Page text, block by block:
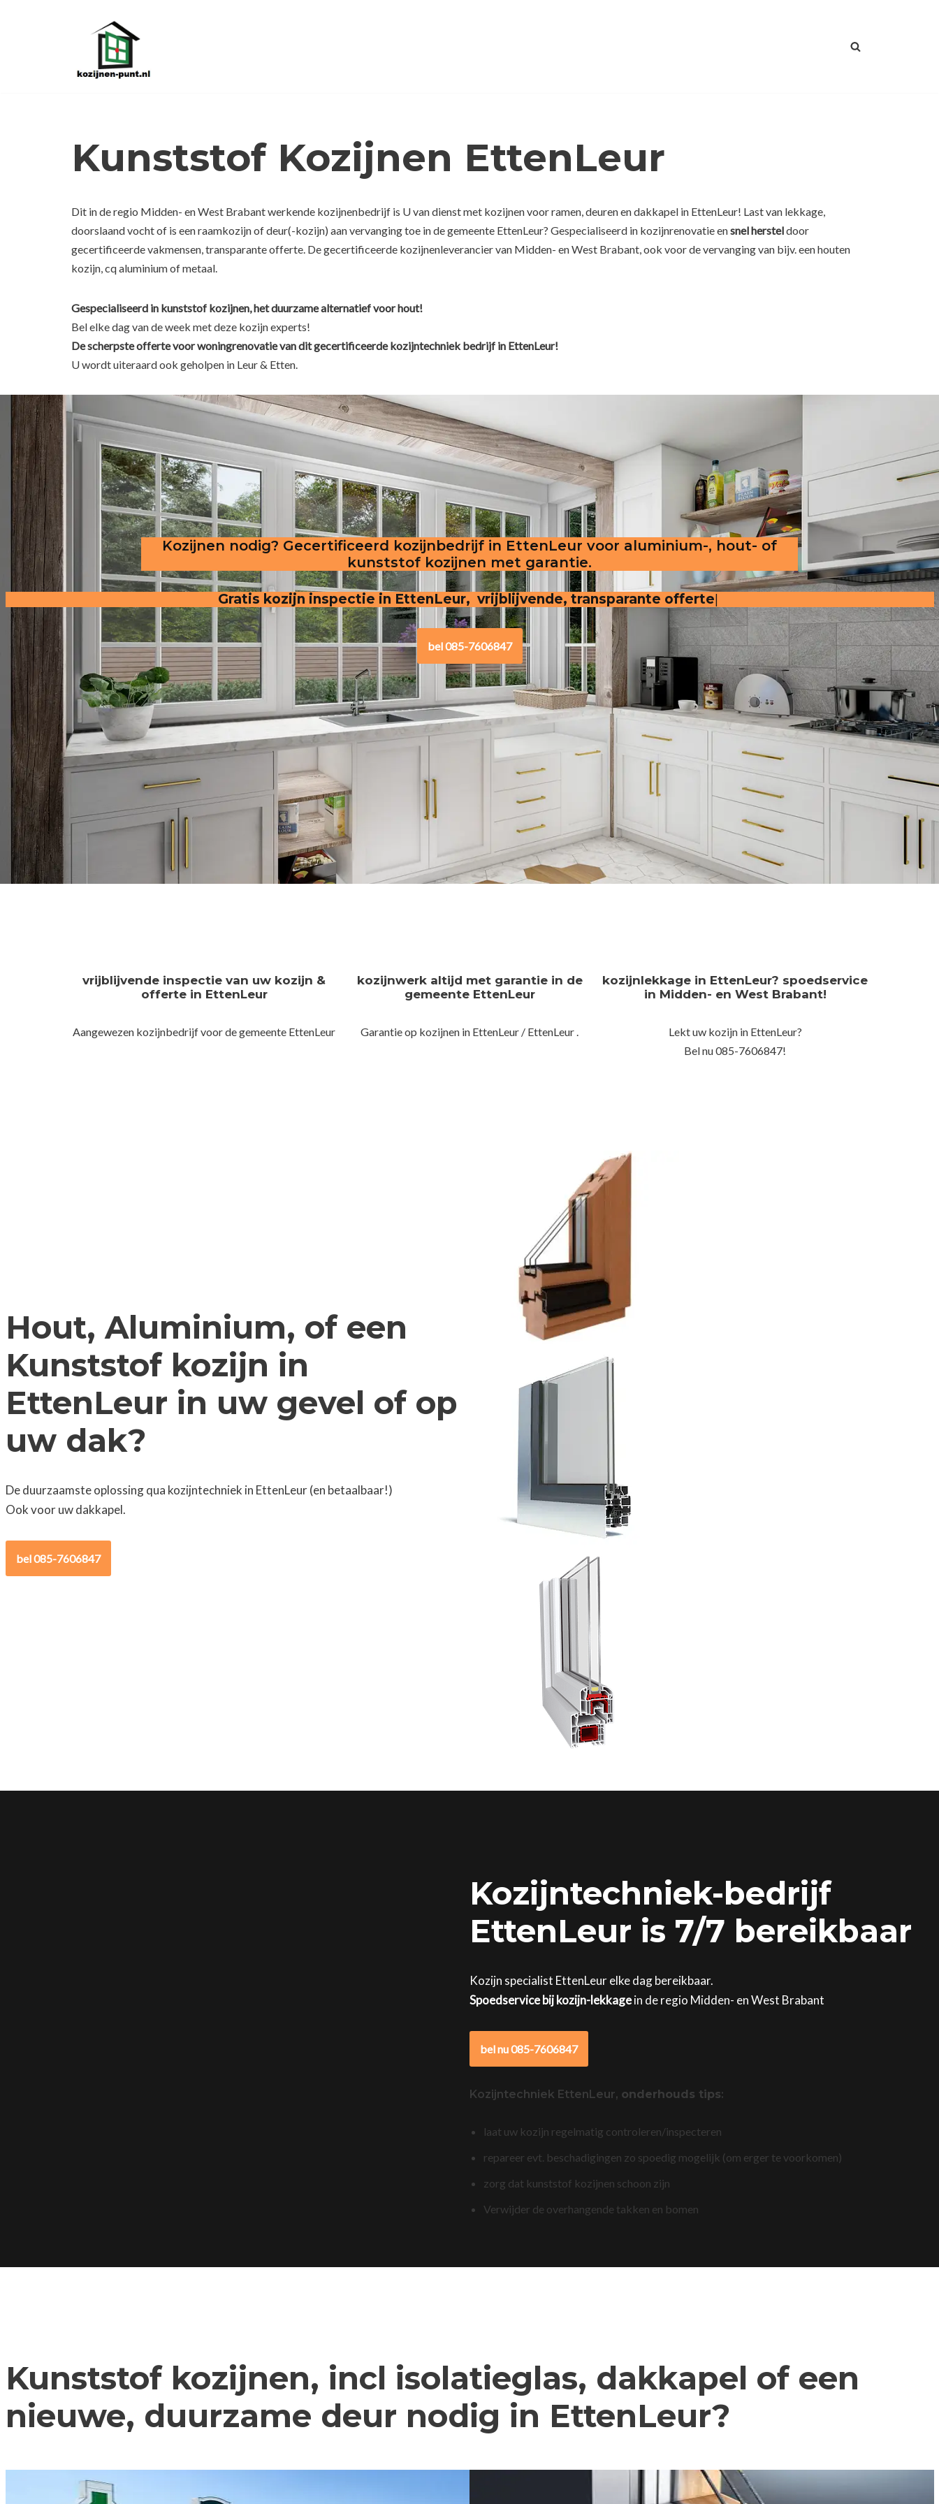
Kunststof Kozijnen EttenLeur
Dit in de regio Midden- en West Brabant werkende kozijnenbedrijf is U van dienst met kozijnen voor ramen, deuren en dakkapel in EttenLeur! Last van lekkage,
doorslaand vocht of is een raamkozijn of deur(-kozijn) aan vervanging toe in de gemeente EttenLeur? Gespecialiseerd in kozijnrenovatie ensnel hersteldoor
gecertificeerde vakmensen, transparante offerte. De gecertificeerde kozijnenleverancier van Midden- en West Brabant, ook voor de vervanging van bijv. een houten
kozijn, cq aluminium of metaal.
Gespecialiseerd in kunststof kozijnen, het duurzame alternatief voor hout!
Bel elke dag van de week met deze kozijn experts!
De scherpsteofferte voor woningrenovatie van dit gecertificeerde kozijntechniek bedrijf in EttenLeur!
U wordt uiteraard ook geholpen in Leur & Etten.
Kozijnen nodig? Gecertificeerd kozijnbedrijf in EttenLeur voor aluminium-, hout- of
kunststof kozijnen met garantie.
Gratis kozijn inspectie in EttenLeur, vrijblijvende, transparante offerte.
bel 085-7606847
vrijblijvende inspectie van uw kozijn &
offerte in EttenLeur
Aangewezen kozijnbedrijf voor de gemeente EttenLeur
kozijnwerk altijd met garantie in de
gemeente EttenLeur
Garantie op kozijnen in EttenLeur / EttenLeur .
kozijnlekkage in EttenLeur? spoedservice
in Midden- en West Brabant!
Lekt uw kozijn in EttenLeur?
Bel nu 085-7606847!
Hout, Aluminium, of een
Kunststof kozijn in
EttenLeur in uw gevel of op
uw dak?
De duurzaamste oplossing qua kozijntechniek in EttenLeur (en betaalbaar!)
Ook voor uw dakkapel.
bel 085-7606847
Kozijntechniek-bedrijf
EttenLeur is 7/7 bereikbaar
Kozijn specialist EttenLeur elke dag bereikbaar.
Spoedservice bij kozijn-lekkagein de regio Midden- en West Brabant
bel nu 085-7606847
Kozijntechniek EttenLeur, onderhouds tips:
laat uw kozijn regelmatig controleren/inspecteren
repareer evt. beschadigingen zo spoedig mogelijk (om erger te voorkomen)
zorg dat kunststof kozijnen schoon zijn
Verwijder de overhangende takken en bomen
Kunststof kozijnen, incl isolatieglas, dakkapel of een
nieuwe, duurzame deur nodig in EttenLeur?